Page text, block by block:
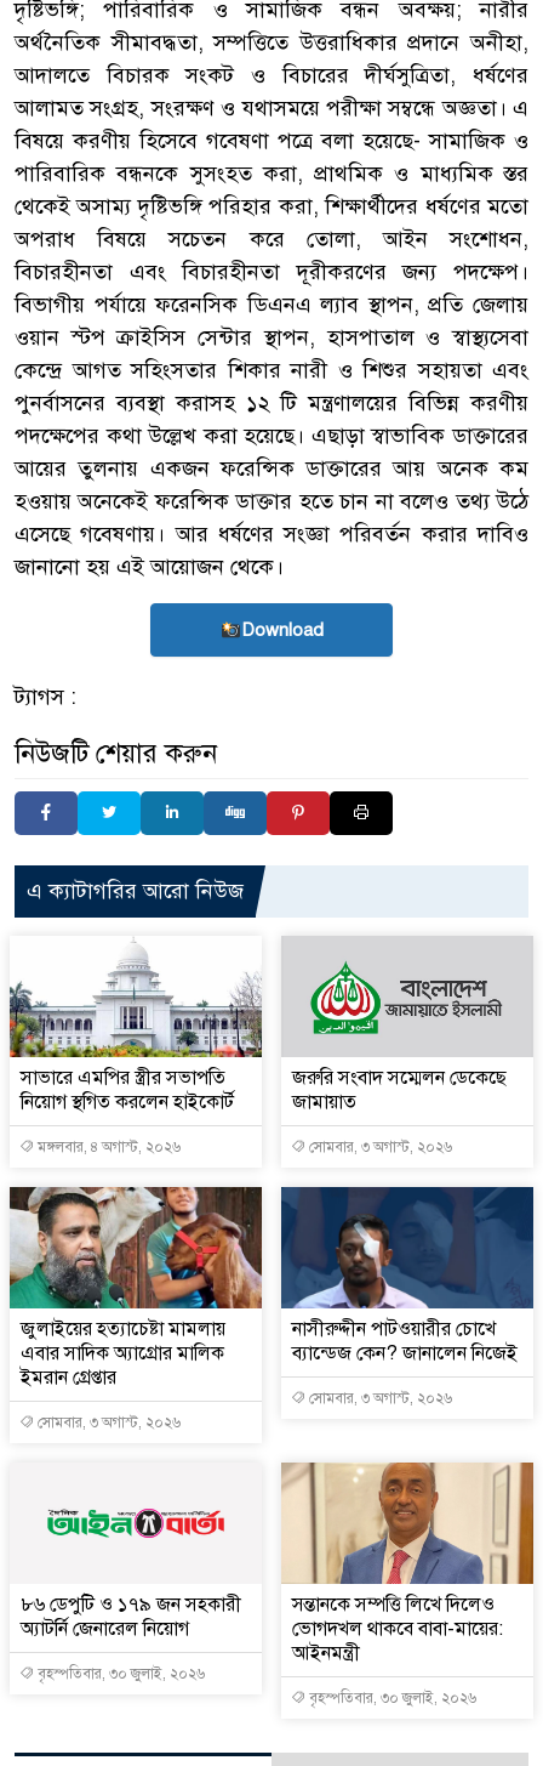
দৃষ্টিভঙ্গি; পারিবারিক ও সামাজিক বন্ধন অবক্ষয়; নারীর
অর্থনৈতিক সীমাবদ্ধতা, সম্পত্তিতে উত্তরাধিকার প্রদানে অনীহা,
আদালতে বিচারক সংকট ও বিচারের দীর্ঘসুত্রিতা, ধর্ষণের
আলামত সংগ্রহ, সংরক্ষণ ও যথাসময়ে পরীক্ষা সম্বন্ধে অজ্ঞতা। এ
বিষয়ে করণীয় হিসেবে গবেষণা পত্রে বলা হয়েছে- সামাজিক ও
পারিবারিক বন্ধনকে সুসংহত করা, প্রাথমিক ও মাধ্যমিক স্তর
থেকেই অসাম্য দৃষ্টিভঙ্গি পরিহার করা, শিক্ষার্থীদের ধর্ষণের মতো
অপরাধ বিষয়ে সচেতন করে তোলা, আইন সংশোধন,
বিচারহীনতা এবং বিচারহীনতা দূরীকরণের জন্য পদক্ষেপ।
বিভাগীয় পর্যায়ে ফরেনসিক ডিএনএ ল্যাব স্থাপন, প্রতি জেলায়
ওয়ান স্টপ ক্রাইসিস সেন্টার স্থাপন, হাসপাতাল ও স্বাস্থ্যসেবা
কেন্দ্রে আগত সহিংসতার শিকার নারী ও শিশুর সহায়তা এবং
পুনর্বাসনের ব্যবস্থা করাসহ ১২ টি মন্ত্রণালয়ের বিভিন্ন করণীয়
পদক্ষেপের কথা উল্লেখ করা হয়েছে। এছাড়া স্বাভাবিক ডাক্তারের
আয়ের তুলনায় একজন ফরেন্সিক ডাক্তারের আয় অনেক কম
হওয়ায় অনেকেই ফরেন্সিক ডাক্তার হতে চান না বলেও তথ্য উঠে
এসেছে গবেষণায়। আর ধর্ষণের সংজ্ঞা পরিবর্তন করার দাবিও
জানানো হয় এই আয়োজন থেকে।
Download
ট্যাগস :
নিউজটি শেয়ার করুন
এ ক্যাটাগরির আরো নিউজ
সাভারে এমপির স্ত্রীর সভাপতি
নিয়োগ স্থগিত করলেন হাইকোর্ট
মঙ্গলবার, ৪ অগাস্ট, ২০২৬
জরুরি সংবাদ সম্মেলন ডেকেছে
জামায়াত
সোমবার, ৩ অগাস্ট, ২০২৬
জুলাইয়ের হত্যাচেষ্টা মামলায়
এবার সাদিক অ্যাগ্রোর মালিক
ইমরান গ্রেপ্তার
সোমবার, ৩ অগাস্ট, ২০২৬
নাসীরুদ্দীন পাটওয়ারীর চোখে
ব্যান্ডেজ কেন? জানালেন নিজেই
সোমবার, ৩ অগাস্ট, ২০২৬
৮৬ ডেপুটি ও ১৭৯ জন সহকারী
অ্যাটর্নি জেনারেল নিয়োগ
বৃহস্পতিবার, ৩০ জুলাই, ২০২৬
সন্তানকে সম্পত্তি লিখে দিলেও
ভোগদখল থাকবে বাবা-মায়ের:
আইনমন্ত্রী
বৃহস্পতিবার, ৩০ জুলাই, ২০২৬